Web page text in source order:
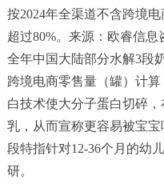
按2024年全渠道不含跨境
超过80%。来源：欧睿信
全年中国大陆部分水解3段
跨境电商零售量（罐）计
白技术使大分子蛋白切碎
乳，从而宣称更容易被宝
段特指针对12-36个月的幼
研。